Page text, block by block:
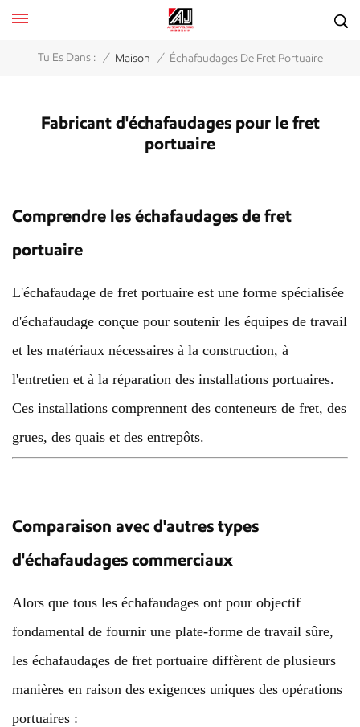
Tu Es Dans : / Maison / Échafaudages De Fret Portuaire
Fabricant d'échafaudages pour le fret
portuaire
Comprendre les échafaudages de fret
portuaire
L'échafaudage de fret portuaire est une forme spécialisée
d'échafaudage conçue pour soutenir les équipes de travail
et les matériaux nécessaires à la construction, à
l'entretien et à la réparation des installations portuaires.
Ces installations comprennent des conteneurs de fret, des
grues, des quais et des entrepôts.
Comparaison avec d'autres types
d'échafaudages commerciaux
Alors que tous les échafaudages ont pour objectif
fondamental de fournir une plate-forme de travail sûre,
les échafaudages de fret portuaire diffèrent de plusieurs
manières en raison des exigences uniques des opérations
portuaires :